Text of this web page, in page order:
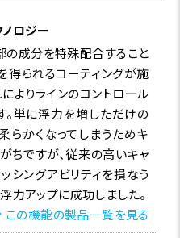
ノロジー
の成分を特殊配合すること
得られるコーティングが施
よりラインのコントロール
。単に浮力を増しただけの
らかくなってしまうためキ
ちですが、従来の高いキャ
シングアビリティを損なう
力アップに成功しました。
この機能の製品一覧を見る